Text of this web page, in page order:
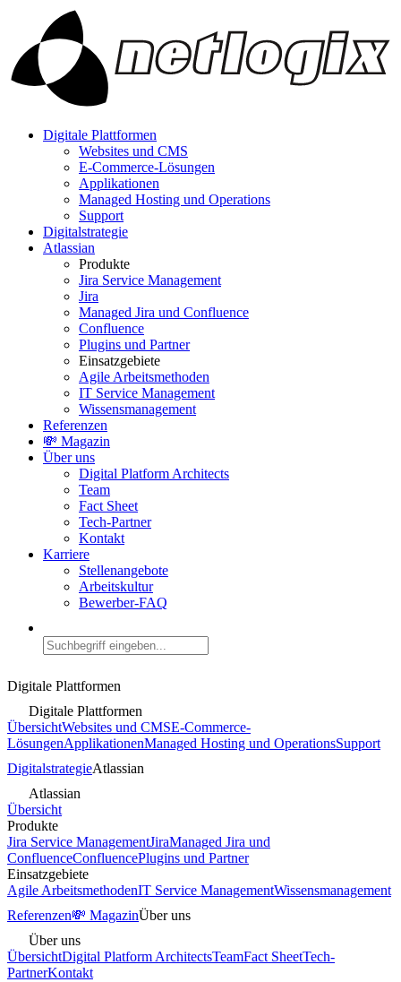
Digitale Plattformen
Websites und CMS
E-Commerce-Lösungen
Applikationen
Managed Hosting und Operations
Support
Digitalstrategie
Atlassian
Produkte
Jira Service Management
Jira
Managed Jira und Confluence
Confluence
Plugins und Partner
Einsatzgebiete
Agile Arbeitsmethoden
IT Service Management
Wissensmanagement
Referenzen
💸 Magazin
Über uns
Digital Platform Architects
Team
Fact Sheet
Tech-Partner
Kontakt
Karriere
Stellenangebote
Arbeitskultur
Bewerber-FAQ
Digitale Plattformen
Digitale Plattformen
ÜbersichtWebsites und CMSE-Commerce-
LösungenApplikationenManaged Hosting und OperationsSupport
DigitalstrategieAtlassian
Atlassian
Übersicht
Produkte
Jira Service ManagementJiraManaged Jira und
ConfluenceConfluencePlugins und Partner
Einsatzgebiete
Agile ArbeitsmethodenIT Service ManagementWissensmanagement
Referenzen💸 MagazinÜber uns
Über uns
ÜbersichtDigital Platform ArchitectsTeamFact SheetTech-
PartnerKontakt